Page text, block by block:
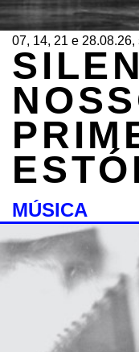
07, 14, 21 e 28.08.26,
MÚSICA